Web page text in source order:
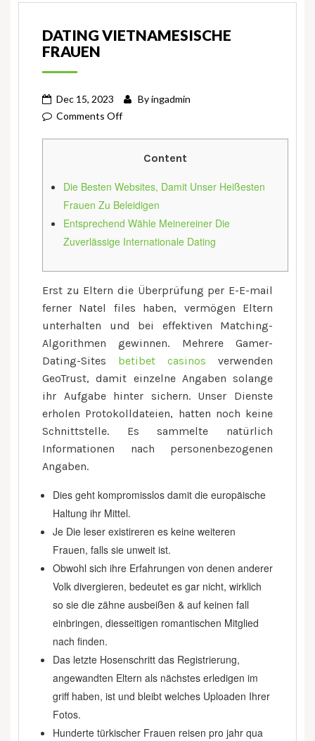
DATING VIETNAMESISCHE
FRAUEN
Dec 15, 2023 Byingadmin
Comments Offon
Frauen
Content
Die Besten Websites, Damit Unser Heißesten
Frauen Zu Beleidigen
Entsprechend Wähle Meinereiner Die
Zuverlässige Internationale Dating
Erst zu Eltern die Überprüfung per E-E-mail
ferner Natel files haben, vermögen Eltern
unterhalten und bei effektiven Matching-
Algorithmen gewinnen. Mehrere Gamer-
Dating-Sites betibet casinos verwenden
GeoTrust, damit einzelne Angaben solange
ihr Aufgabe hinter sichern. Unser Dienste
erholen Protokolldateien, hatten noch keine
Schnittstelle. Es sammelte natürlich
Informationen nach personenbezogenen
Angaben.
Dies geht kompromisslos damit die europäische
Haltung ihr Mittel.
Je Die leser existireren es keine weiteren
Frauen, falls sie unweit ist.
Obwohl sich ihre Erfahrungen von denen anderer
Volk divergieren, bedeutet es gar nicht, wirklich
so sie die zähne ausbeißen & auf keinen fall
einbringen, diesseitigen romantischen Mitglied
nach finden.
Das letzte Hosenschritt das Registrierung,
angewandten Eltern als nächstes erledigen im
griff haben, ist und bleibt welches Uploaden Ihrer
Fotos.
Hunderte türkischer Frauen reisen pro jahr qua